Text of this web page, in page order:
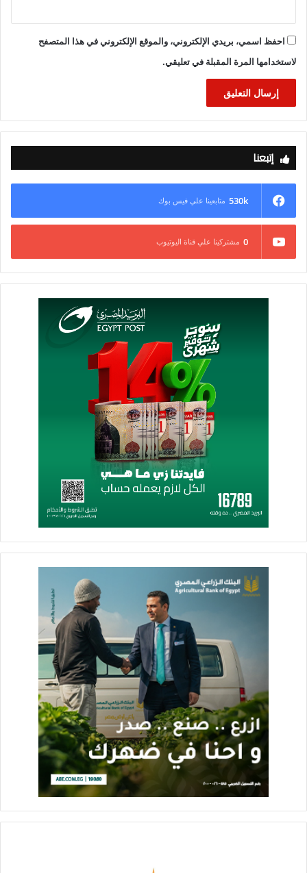
احفظ اسمي، بريدي الإلكتروني، والموقع الإلكتروني في هذا المتصفح
لاستخدامها المرة المقبلة في تعليقي.
إتبعنا
530k متابعينا علي فيس بوك
0 مشتركينا علي قناة اليوتيوب